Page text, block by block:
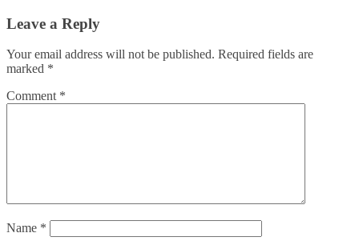
Leave a Reply
Your email address will not be published. Required fields are
marked *
Comment *
Name *